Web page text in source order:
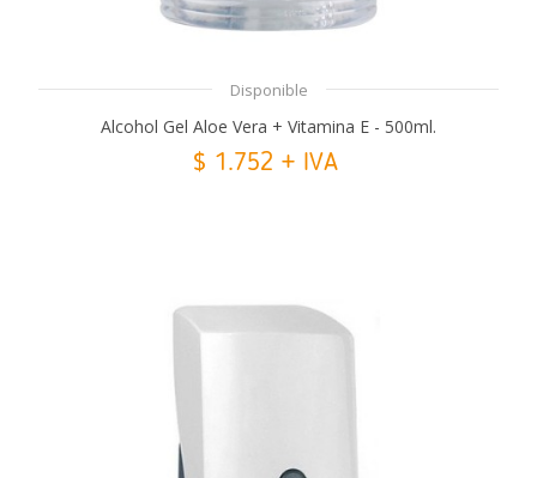
Disponible
Alcohol Gel Aloe Vera + Vitamina E - 500ml.
$ 1.752 + IVA